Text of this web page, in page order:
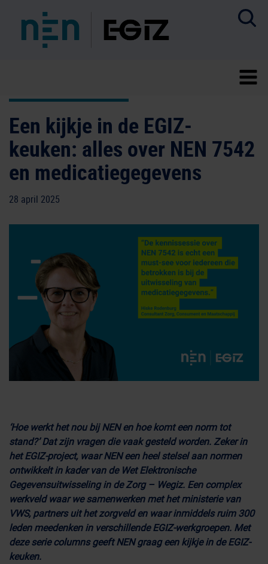
Een kijkje in de EGIZ-
keuken: alles over NEN 7542
en medicatiegegevens
28 april 2025
‘Hoe werkt het nou bij NEN en hoe komt een norm tot
stand?’ Dat zijn vragen die vaak gesteld worden. Zeker in
het EGIZ-project, waar NEN een heel stelsel aan normen
ontwikkelt in kader van de Wet Elektronische
Gegevensuitwisseling in de Zorg – Wegiz. Een complex
werkveld waar we samenwerken met het ministerie van
VWS, partners uit het zorgveld en waar inmiddels ruim 300
leden meedenken in verschillende EGIZ-werkgroepen. Met
deze serie columns geeft NEN graag een kijkje in de EGIZ-
keuken.